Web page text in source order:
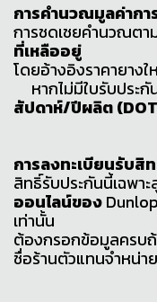
การคำนวณมูลค่ากา
การชดเชยคำนวณตา
ที่เหลืออยู่
โดยอ้างอิงราคายาง
หากไม่มีใบรับประกั
สัปดาห์/ปีผลิต
การลงทะเบียนรับสิ
สิทธิ์รับประกันนี้เฉพา
ออนไลน์ของ
เท่านั้น
ต้องกรอกข้อมูลครบถ้
ชื่อร้านตัวแทนจำหน่าย